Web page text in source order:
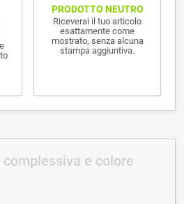
PRODOTTO NEUTRO
Riceverai il tuo articolo
esattamente come
mostrato, senza alcuna
stampa aggiuntiva.
e colore